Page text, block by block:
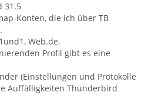
31.5
Konten, die ich über TB
Web.de.
Profil gibt es eine
(Einstellungen und Protokolle
Auffälligkeiten Thunderbird